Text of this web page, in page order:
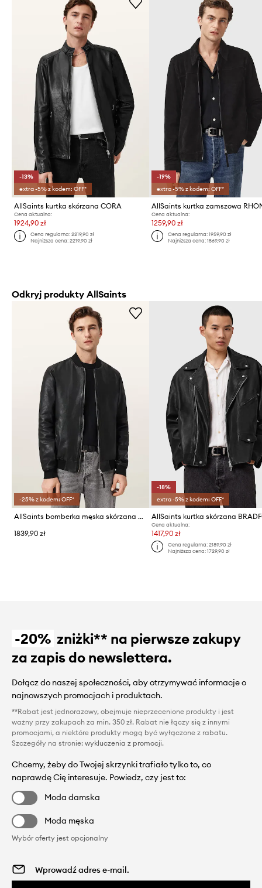
-13%
extra -5% z kodem: OFF*
AllSaints kurtka skórzana CORA
Cena aktualna:
1924,90 zł
Cena regularna:2219,90 zł
Najniższa cena:2219,90 zł
-19%
extra -5% z kodem: OFF*
AllSaints kurtka zamszowa
Cena aktualna:
1259,90 zł
Cena regularna: 1959,90 zł
Najniższa cena: 1569,90 zł
Odkryj produkty AllSaints
-25% z kodem: OFF*
AllSaints bomberka męska skórzana MORTEN
1839,90 zł
-18%
extra -5% z kodem: OFF*
AllSaints kurtka skórzana
Cena aktualna:
1417,90 zł
Cena regularna: 2189,90 zł
Najniższa cena: 1729,90 zł
-20% zniżki** na pierwsze zakupy
za zapis do newslettera.
Dołącz do naszej społeczności, aby otrzymywać informacje o
najnowszych promocjach i produktach.
**Rabat jest jednorazowy, obejmuje nieprzecenione produkty i jest
ważny przy zakupach za min. 350 zł. Rabat nie łączy się z innymi
promocjami, a niektóre produkty mogą być wyłączone z rabatu.
Szczegóły na stronie: wykluczenia z promocji.
Chcemy, żeby do Twojej skrzynki trafiało tylko to, co
naprawdę Cię interesuje. Powiedz, czy jest to:
Moda damska
Moda męska
Wybór oferty jest opcjonalny